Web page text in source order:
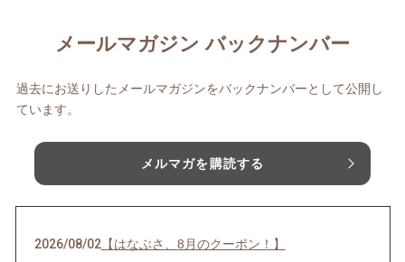
メールマガジン バックナンバー
過去にお送りしたメールマガジンをバックナンバーとして公開し
ています。
メルマガを購読する
2026/08/02【はなぶさ、8月のクーポン！】